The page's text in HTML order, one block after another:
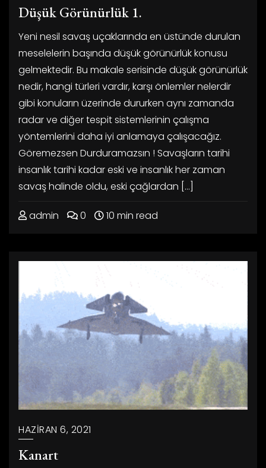
Düşük Görünürlük 1.
Yeni nesil savaş uçaklarında en üstünde durulan
meselelerin başında düşük görünürlük konusu
gelmektedir. Bu makale serisinde düşük görünürlük
nedir, hangi türleri vardır, karşı önlemler nelerdir
gibi konuların üzerinde dururken aynı zamanda
radar ve diğer tespit sistemlerinin çalışma
yöntemlerini daha iyi anlamaya çalışacağız.
Göremezsen Durduramazsın ! Savaşların tarihi
insanlık tarihi kadar eski ve insanlık her zaman
savaş halinde oldu, eski çağlardan […]
admin 0 10 min read
HAZIRAN 6, 2021
Kanart